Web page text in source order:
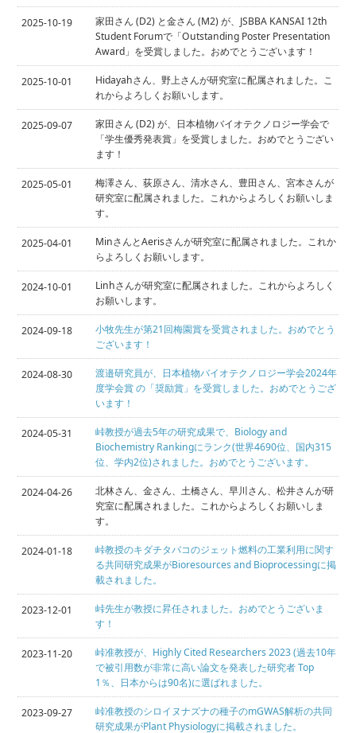
2025-10-19
家田さん (D2) と金さん (M2) が、JSBBA KANSAI 12th
Student Forumで「Outstanding Poster Presentation
Award」を受賞しました。おめでとうございます！
2025-10-01
Hidayahさん、野上さんが研究室に配属されました。こ
れからよろしくお願いします。
2025-09-07
家田さん (D2) が、日本植物バイオテクノロジー学会で
「学生優秀発表賞」を受賞しました。おめでとうござい
ます！
2025-05-01
梅澤さん、荻原さん、清水さん、豊田さん、宮本さんが
研究室に配属されました。これからよろしくお願いしま
す。
2025-04-01
MinさんとAerisさんが研究室に配属されました。これか
らよろしくお願いします。
2024-10-01
Linhさんが研究室に配属されました。これからよろしく
お願いします。
2024-09-18
小牧先生が第21回梅園賞を受賞されました。おめでとう
ございます！
2024-08-30
渡邉研究員が、日本植物バイオテクノロジー学会2024年
度学会賞 の「奨励賞」を受賞しました。おめでとうござ
います！
2024-05-31
峠教授が過去5年の研究成果で、Biology and
Biochemistry Rankingにランク(世界4690位、国内315
位、学内2位)されました。おめでとうございます。
2024-04-26
北林さん、金さん、土橋さん、早川さん、松井さんが研
究室に配属されました。これからよろしくお願いしま
す。
2024-01-18
峠教授のキダチタバコのジェット燃料の工業利用に関す
る共同研究成果がBioresources and Bioprocessingに掲
載されました。
2023-12-01
峠先生が教授に昇任されました。おめでとうございま
す！
2023-11-20
峠准教授が、Highly Cited Researchers 2023 (過去10年
で被引用数が非常に高い論文を発表した研究者 Top
1％、日本からは90名)に選ばれました。
2023-09-27
峠准教授のシロイヌナズナの種子のmGWAS解析の共同
研究成果がPlant Physiologyに掲載されました。